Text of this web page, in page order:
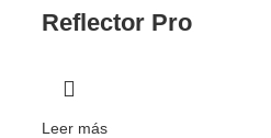
Reflector Pro
Leer más